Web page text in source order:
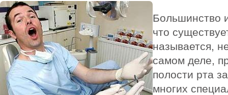
Большинство
что
называется,
самом деле,
полости рта
многих